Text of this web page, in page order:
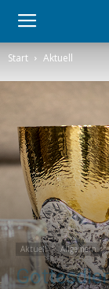
Start Aktuell
Aktuell Allgemein